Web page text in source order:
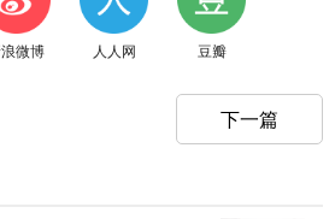
微博 人人网 豆瓣
下一篇